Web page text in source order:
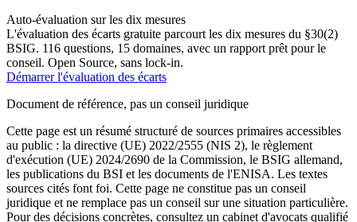
Auto-évaluation sur les dix mesures
L'évaluation des écarts gratuite parcourt les dix mesures du §30(2)
BSIG. 116 questions, 15 domaines, avec un rapport prêt pour le
conseil. Open Source, sans lock-in.
Démarrer l'évaluation des écarts
Document de référence, pas un conseil juridique
Cette page est un résumé structuré de sources primaires accessibles
au public : la directive (UE) 2022/2555 (NIS 2), le règlement
d'exécution (UE) 2024/2690 de la Commission, le BSIG allemand,
les publications du BSI et les documents de l'ENISA. Les textes
sources cités font foi. Cette page ne constitue pas un conseil
juridique et ne remplace pas un conseil sur une situation particulière.
Pour des décisions concrètes, consultez un cabinet d'avocats qualifié